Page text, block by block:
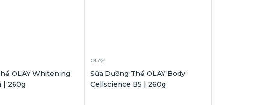
OLAY Whitening
| 260g
OLAY
Sữa Dưỡng Thể OLAY Body
Cellscience B5 | 260g